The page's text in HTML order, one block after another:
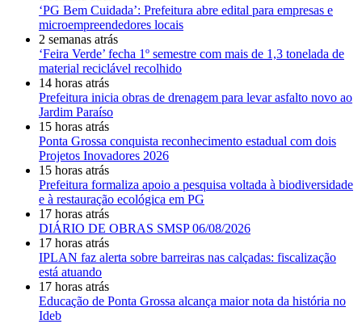
‘PG Bem Cuidada’: Prefeitura abre edital para empresas e
microempreendedores locais
2 semanas atrás
‘Feira Verde’ fecha 1º semestre com mais de 1,3 tonelada de
material reciclável recolhido
14 horas atrás
Prefeitura inicia obras de drenagem para levar asfalto novo ao
Jardim Paraíso
15 horas atrás
Ponta Grossa conquista reconhecimento estadual com dois
Projetos Inovadores 2026
15 horas atrás
Prefeitura formaliza apoio a pesquisa voltada à biodiversidade
e à restauração ecológica em PG
17 horas atrás
DIÁRIO DE OBRAS SMSP 06/08/2026
17 horas atrás
IPLAN faz alerta sobre barreiras nas calçadas: fiscalização
está atuando
17 horas atrás
Educação de Ponta Grossa alcança maior nota da história no
Ideb